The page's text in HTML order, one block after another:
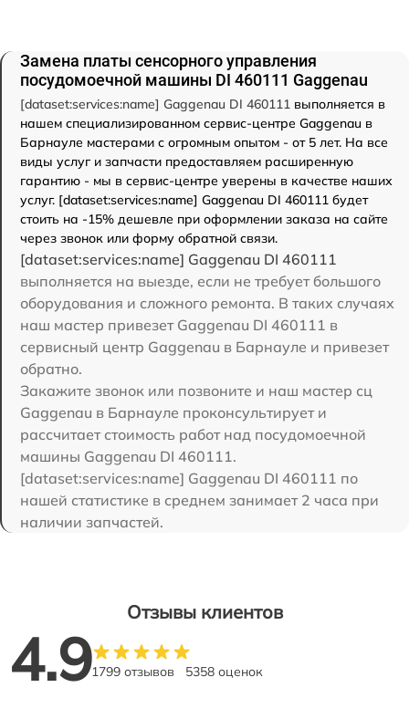
Замена платы сенсорного управления
посудомоечной машины DI 460111 Gaggenau
[dataset:services:name] Gaggenau DI 460111 выполняется в
нашем специализированном сервис-центре Gaggenau в
Барнауле мастерами с огромным опытом - от 5 лет. На все
виды услуг и запчасти предоставляем расширенную
гарантию - мы в сервис-центре уверены в качестве наших
услуг. [dataset:services:name] Gaggenau DI 460111 будет
стоить на -15% дешевле при оформлении заказа на сайте
через звонок или форму обратной связи.
[dataset:services:name] Gaggenau DI 460111
выполняется на выезде, если не требует большого
оборудования и сложного ремонта. В таких случаях
наш мастер привезет Gaggenau DI 460111 в
сервисный центр Gaggenau в Барнауле и привезет
обратно.
Закажите звонок или позвоните и наш мастер сц
Gaggenau в Барнауле проконсультирует и
рассчитает стоимость работ над посудомоечной
машины Gaggenau DI 460111.
[dataset:services:name] Gaggenau DI 460111 по
нашей статистике в среднем занимает 2 часа при
наличии запчастей.
Отзывы клиентов
4.91799 отзывов 5358 оценок